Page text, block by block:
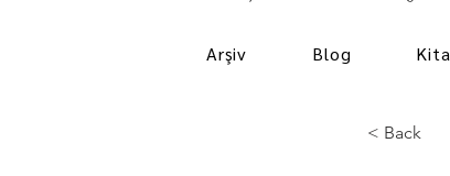
Arşiv Blog
< Back